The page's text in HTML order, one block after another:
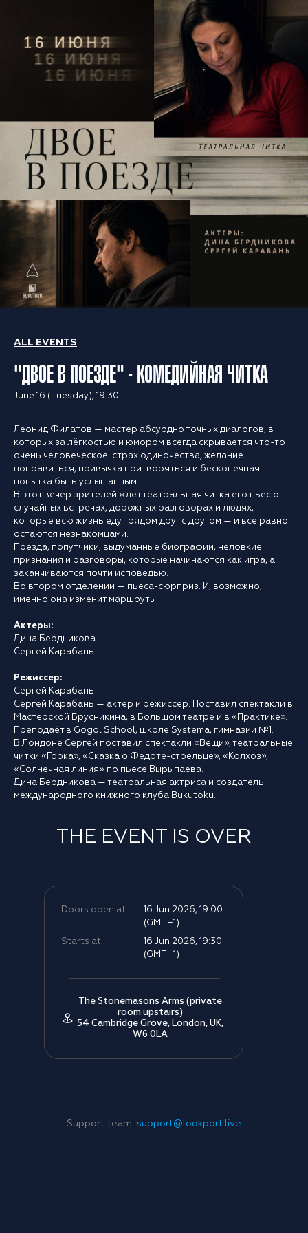
ALL EVENTS
"ДВОЕ В ПОЕЗДЕ" - КОМЕДИЙНАЯ ЧИТКА
June 16 (Tuesday), 19:30
Леонид Филатов — мастер абсурдно точных диалогов, в
которых за лёгкостью и юмором всегда скрывается что-то
очень человеческое: страх одиночества, желание
понравиться, привычка притворяться и бесконечная
попытка быть услышанным.
В этот вечер зрителей ждёт театральная читка его пьес о
случайных встречах, дорожных разговорах и людях,
которые всю жизнь едут рядом друг с другом — и всё равно
остаются незнакомцами.
Поезда, попутчики, выдуманные биографии, неловкие
признания и разговоры, которые начинаются как игра, а
заканчиваются почти исповедью.
Во втором отделении — пьеса-сюрприз. И, возможно,
именно она изменит маршруты.
Актеры:
Дина Бердникова
Сергей Карабань
Режиссер:
Сергей Карабань
Сергей Карабань — актёр и режиссёр. Поставил спектакли в
Мастерской Брусникина, в Большом театре и в «Практике».
Преподаёт в Gogol School, школе Systema, гимназии №1.
В Лондоне Сергей поставил спектакли «Вещи», театральные
читки «Горка», «Сказка о Федоте-стрельце», «Колхоз»,
«Солнечная линия» по пьесе Вырыпаева.
Дина Бердникова — театральная актриса и создатель
международного книжного клуба Bukutoku.
THE EVENT IS OVER
Doors open at
16 Jun 2026, 19:00
(GMT+1)
Starts at
16 Jun 2026, 19:30
(GMT+1)
The Stonemasons Arms (private
room upstairs)
54 Cambridge Grove, London, UK,
W6 0LA
Support team: support@lookport.live